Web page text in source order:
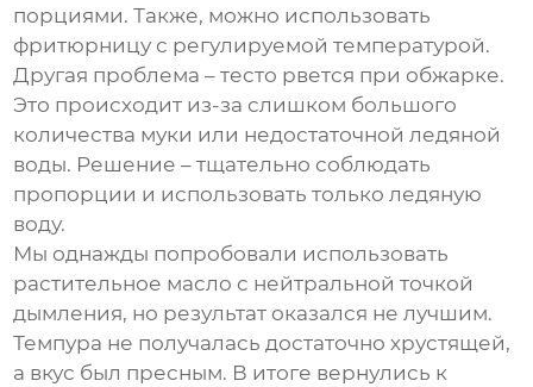
порциями. Также, можно использовать
фритюрницу с регулируемой температурой.
Другая проблема – тесто рвется при обжарке.
Это происходит из-за слишком большого
количества муки или недостаточной ледяной
воды. Решение – тщательно соблюдать
пропорции и использовать только ледяную
воду.
Мы однажды попробовали использовать
растительное масло с нейтральной точкой
дымления, но результат оказался не лучшим.
Темпура не получалась достаточно хрустящей,
а вкус был пресным. В итоге вернулись к